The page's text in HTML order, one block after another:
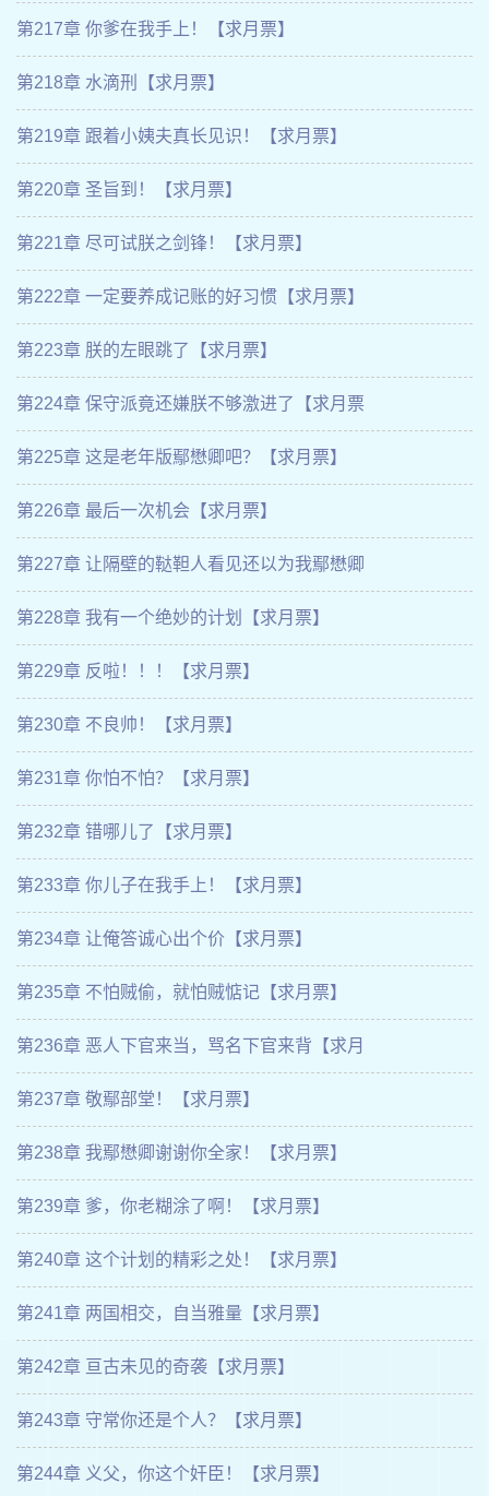
第217章 你爹在我手上！【求月票】
第218章 水滴刑【求月票】
第219章 跟着小姨夫真长见识！【求月票】
第220章 圣旨到！【求月票】
第221章 尽可试朕之剑锋！【求月票】
第222章 一定要养成记账的好习惯【求月票】
第223章 朕的左眼跳了【求月票】
第224章 保守派竟还嫌朕不够激进了【求月票
第225章 这是老年版鄢懋卿吧？【求月票】
第226章 最后一次机会【求月票】
第227章 让隔壁的鞑靼人看见还以为我鄢懋卿
第228章 我有一个绝妙的计划【求月票】
第229章 反啦！！！【求月票】
第230章 不良帅！【求月票】
第231章 你怕不怕？【求月票】
第232章 错哪儿了【求月票】
第233章 你儿子在我手上！【求月票】
第234章 让俺答诚心出个价【求月票】
第235章 不怕贼偷，就怕贼惦记【求月票】
第236章 恶人下官来当，骂名下官来背【求月
第237章 敬鄢部堂！【求月票】
第238章 我鄢懋卿谢谢你全家！【求月票】
第239章 爹，你老糊涂了啊！【求月票】
第240章 这个计划的精彩之处！【求月票】
第241章 两国相交，自当雅量【求月票】
第242章 亘古未见的奇袭【求月票】
第243章 守常你还是个人？【求月票】
第244章 义父，你这个奸臣！【求月票】